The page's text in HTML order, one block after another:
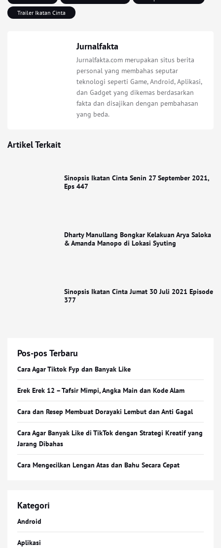
Trailer Ikatan Cinta
Jurnalfakta
Jurnalfakta.com merupakan situs berita
personal yang membahas seputar
teknologi seperti Game, Android, Aplikasi,
dan Gadget yang dikemas berdasarkan
fakta dan disajikan dengan pembahasan
yang beda.
Artikel Terkait
Sinopsis Ikatan Cinta Senin 27 September 2021,
Eps 447
Dharty Manullang Bongkar Kelakuan Arya Saloka
& Amanda Manopo di Lokasi Syuting
Sinopsis Ikatan Cinta Jumat 30 Juli 2021 Episode
377
Pos-pos Terbaru
Cara Agar Tiktok Fyp dan Banyak Like
Erek Erek 12 – Tafsir Mimpi, Angka Main dan Kode Alam
Cara dan Resep Membuat Dorayaki Lembut dan Anti Gagal
Cara Agar Banyak Like di TikTok dengan Strategi Kreatif yang
Jarang Dibahas
Cara Mengecilkan Lengan Atas dan Bahu Secara Cepat
Kategori
Android
Aplikasi